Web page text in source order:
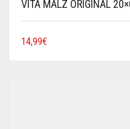
VITA MALZ ORIGINAL
14,99€